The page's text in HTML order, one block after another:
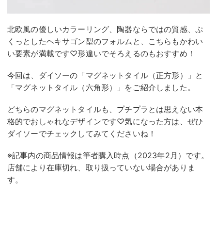
北欧風の優しいカラーリング、陶器ならではの質感、ぷ
くっとしたヘキサゴン型のフォルムと、こちらもかわい
い要素が満載です♡形違いでそろえるのもおすすめ！
今回は、ダイソーの「マグネットタイル（正方形）」と
「マグネットタイル（六角形）」をご紹介しました。
どちらのマグネットタイルも、プチプラとは思えない本
格的でおしゃれなデザインです♡気になった方は、ぜひ
ダイソーでチェックしてみてくださいね！
※記事内の商品情報は筆者購入時点（2023年2月）です。
店舗により在庫切れ、取り扱っていない場合がありま
す。